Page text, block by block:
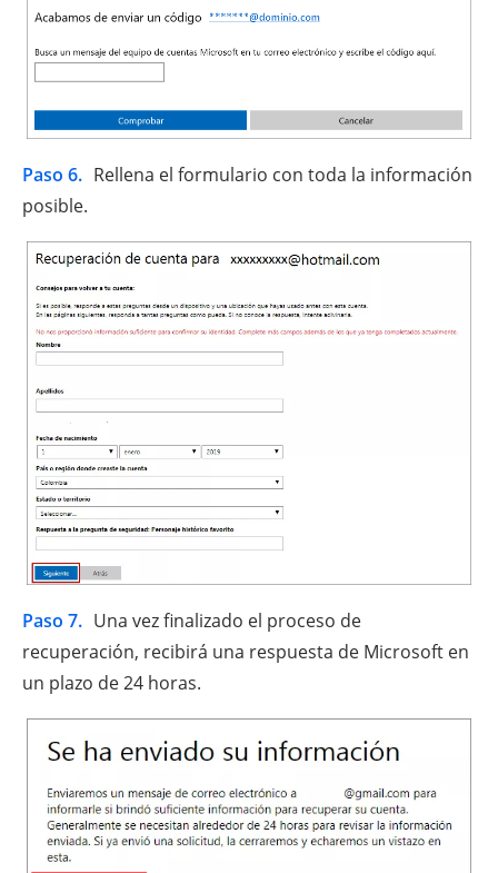
Paso 6. Rellena el formulario con toda la información
posible.
Paso 7. Una vez finalizado el proceso de
recuperación, recibirá una respuesta de Microsoft en
un plazo de 24 horas.